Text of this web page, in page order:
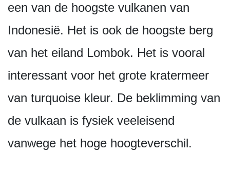
een van de hoogste vulkanen van
Indonesië. Het is ook de hoogste berg
van het eiland Lombok. Het is vooral
interessant voor het grote kratermeer
van turquoise kleur. De beklimming van
de vulkaan is fysiek veeleisend
vanwege het hoge hoogteverschil.